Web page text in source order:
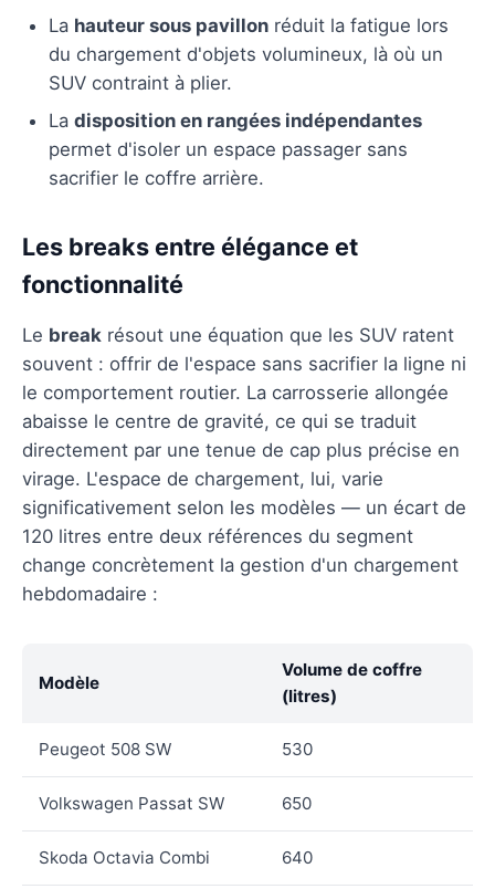
La hauteur sous pavillon réduit la fatigue lors
du chargement d'objets volumineux, là où un
SUV contraint à plier.
La disposition en rangées indépendantes
permet d'isoler un espace passager sans
sacrifier le coffre arrière.
Les breaks entre élégance et
fonctionnalité
Le break résout une équation que les SUV ratent
souvent : offrir de l'espace sans sacrifier la ligne ni
le comportement routier. La carrosserie allongée
abaisse le centre de gravité, ce qui se traduit
directement par une tenue de cap plus précise en
virage. L'espace de chargement, lui, varie
significativement selon les modèles — un écart de
120 litres entre deux références du segment
change concrètement la gestion d'un chargement
hebdomadaire :
Modèle
Volume de coffre
(litres)
Peugeot 508 SW 530
Volkswagen Passat SW 650
Skoda Octavia Combi 640